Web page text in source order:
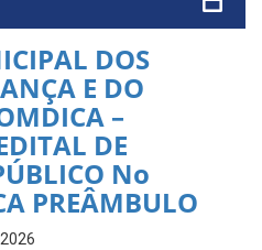
DOS
E DO
–
DE
No
PREÂMBULO